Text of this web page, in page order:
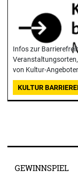
Infos zur
von Kultur-
KULTUR
GEWINNSPIEL